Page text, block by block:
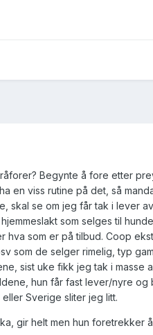
Begynte å fore etter
en viss rutine på det, så
skal se om jeg får tak i lever
som selges til
hva som er på tilbud. Coop
som de selger rimelig, typ
sist uke fikk jeg tak i
hun får fast lever/nyre og
Sverige sliter jeg litt.
gir helt men hun foretrekker